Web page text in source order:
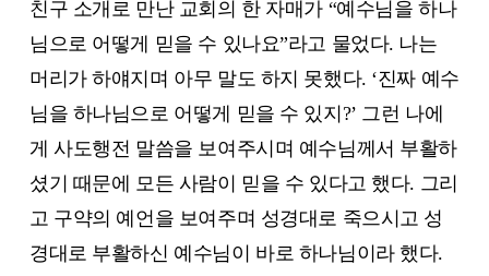
친구 소개로 만난 교회의 한 자매가 “예수님을 하나
님으로 어떻게 믿을 수 있나요”라고 물었다. 나는
머리가 하얘지며 아무 말도 하지 못했다. ‘진짜 예수
님을 하나님으로 어떻게 믿을 수 있지?’ 그런 나에
게 사도행전 말씀을 보여주시며 예수님께서 부활하
셨기 때문에 모든 사람이 믿을 수 있다고 했다. 그리
고 구약의 예언을 보여주며 성경대로 죽으시고 성
경대로 부활하신 예수님이 바로 하나님이라 했다.